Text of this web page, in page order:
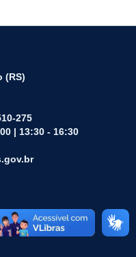
(RS)
275
| 13:30 - 16:30